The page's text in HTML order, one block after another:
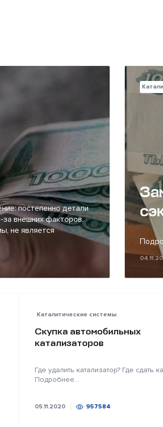
постепенно детали
за внешних факторов.
не является
Каталитические системы
Скупка автомобильных
катализаторов
Где удалить катализатор? Где сдать
Подробнее...
05.11.2020 957584